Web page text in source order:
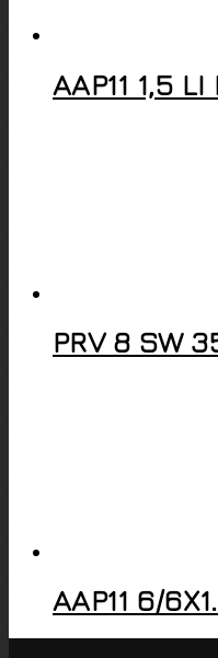
AAP11 1,5 LI
PRV 8 SW
AAP11 6/